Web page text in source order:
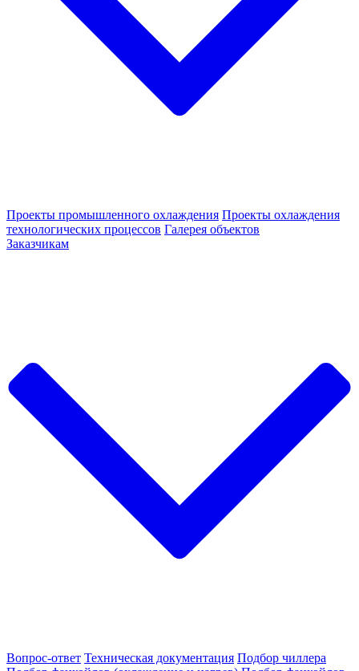
Проекты промышленного охлаждения Проекты охлаждения
технологических процессов Галерея объектов
Заказчикам
Вопрос-ответ Техническая документация Подбор чиллера